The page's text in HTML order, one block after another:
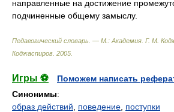
направленные на достижение
подчиненные общему замыслу.
Педагогический словарь. — М.: Академия Г. М.
Коджаспиров 2005
Игры ⚽
Поможем написать
Синонимы:
образ действий
поведение поступки